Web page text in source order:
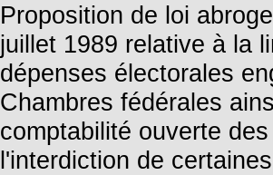
Proposition de loi
juillet 1989 relative à la
dépenses électorales
Chambres fédérales
comptabilité ouverte
l'interdiction de